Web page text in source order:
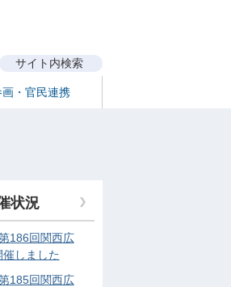
サイト内検索
・官民連携
状況
186回関西広
しました
185回関西広